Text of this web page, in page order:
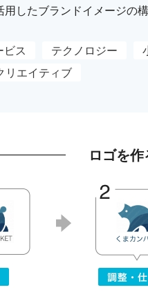
用したブランドイメージの
ビス テクノロジー
リエイティブ
ロゴを